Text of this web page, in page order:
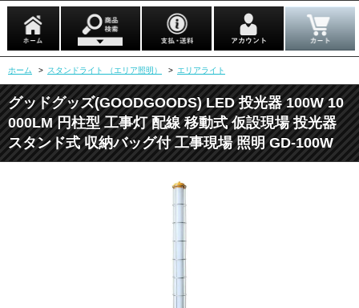
ホーム > スタンドライト （エリア照明） > エリアライト
グッドグッズ(GOODGOODS) LED 投光器 100W 10
000LM 円柱型 工事灯 配線 移動式 仮設現場 投光器
スタンド式 収納バッグ付 工事現場 照明 GD-100W